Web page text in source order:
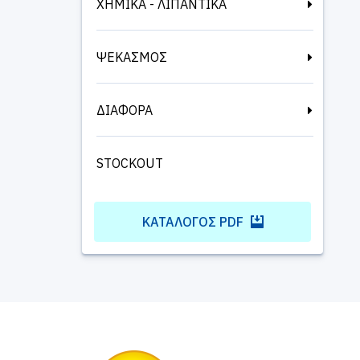
ΧΗΜΙΚΑ - ΛΙΠΑΝΤΙΚΑ
ΨΕΚΑΣΜΟΣ
ΔΙΑΦΟΡΑ
STOCKOUT
ΚΑΤΆΛΟΓΟΣ PDF